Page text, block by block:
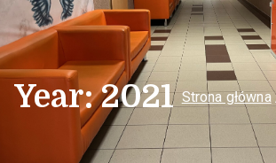
Year:2021 Strona główna